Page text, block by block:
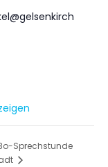
Sprechstunde